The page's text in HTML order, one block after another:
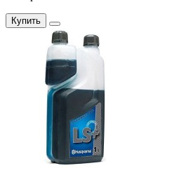
Купить